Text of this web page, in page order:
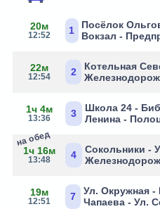
20м
12:52 1
Посёлок
Вокзал -
22м
12:54 2
Котельная
1ч 4м
13:36 3
Школа 24 -
Ленина -
1ч 16м
13:48
на обед
4
Сокольники -
19м
12:51 7
Ул. Окружная -
Чапаева - Ул.